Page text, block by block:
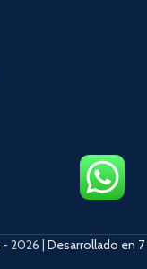
- 2026 | Desarrollado en 7